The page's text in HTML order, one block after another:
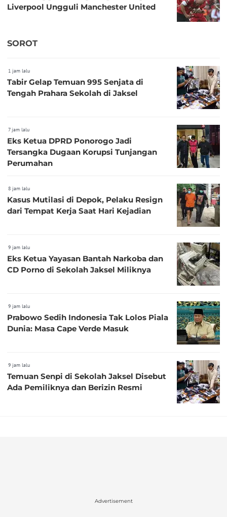
Liverpool Ungguli Manchester United
SOROT
1 jam lalu
Tabir Gelap Temuan 995 Senjata di
Tengah Prahara Sekolah di Jaksel
7 jam lalu
Eks Ketua DPRD Ponorogo Jadi
Tersangka Dugaan Korupsi Tunjangan
Perumahan
8 jam lalu
Kasus Mutilasi di Depok, Pelaku Resign
dari Tempat Kerja Saat Hari Kejadian
9 jam lalu
Eks Ketua Yayasan Bantah Narkoba dan
CD Porno di Sekolah Jaksel Miliknya
9 jam lalu
Prabowo Sedih Indonesia Tak Lolos Piala
Dunia: Masa Cape Verde Masuk
9 jam lalu
Temuan Senpi di Sekolah Jaksel Disebut
Ada Pemiliknya dan Berizin Resmi
Advertisement